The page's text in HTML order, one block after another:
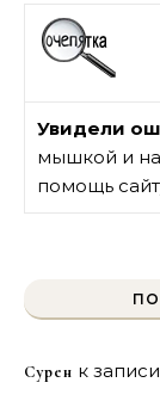
Увидели
мышкой и
помощь
Сурен к записи